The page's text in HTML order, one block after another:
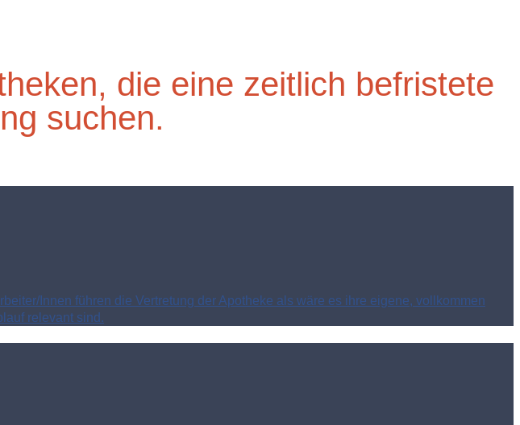
die eine zeitlich befristete
suchen.
Innen führen die Vertretung der Apotheke als wäre es ihre eigene, vollkommen
relevant sind.